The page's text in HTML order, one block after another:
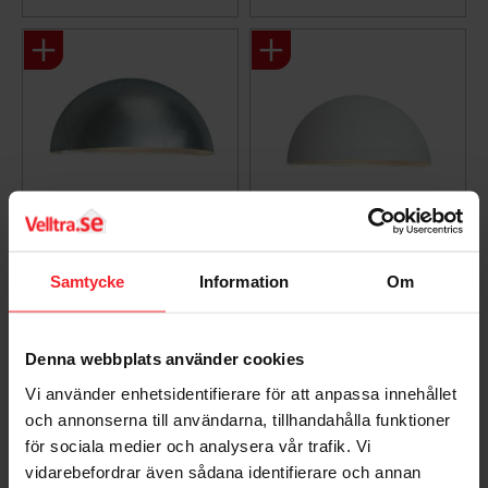
Samtycke Information Om
Denna webbplats använder cookies
Vi använder enhetsidentifierare för att anpassa innehållet
och annonserna till användarna, tillhandahålla funktioner
för sociala medier och analysera vår trafik. Vi
vidarebefordrar även sådana identifierare och annan
Galv, Norlys 160GA
7042891600030
Gem som favorit
Hvid, 46W, E27, Norlys